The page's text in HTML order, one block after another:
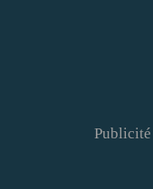
Publicité